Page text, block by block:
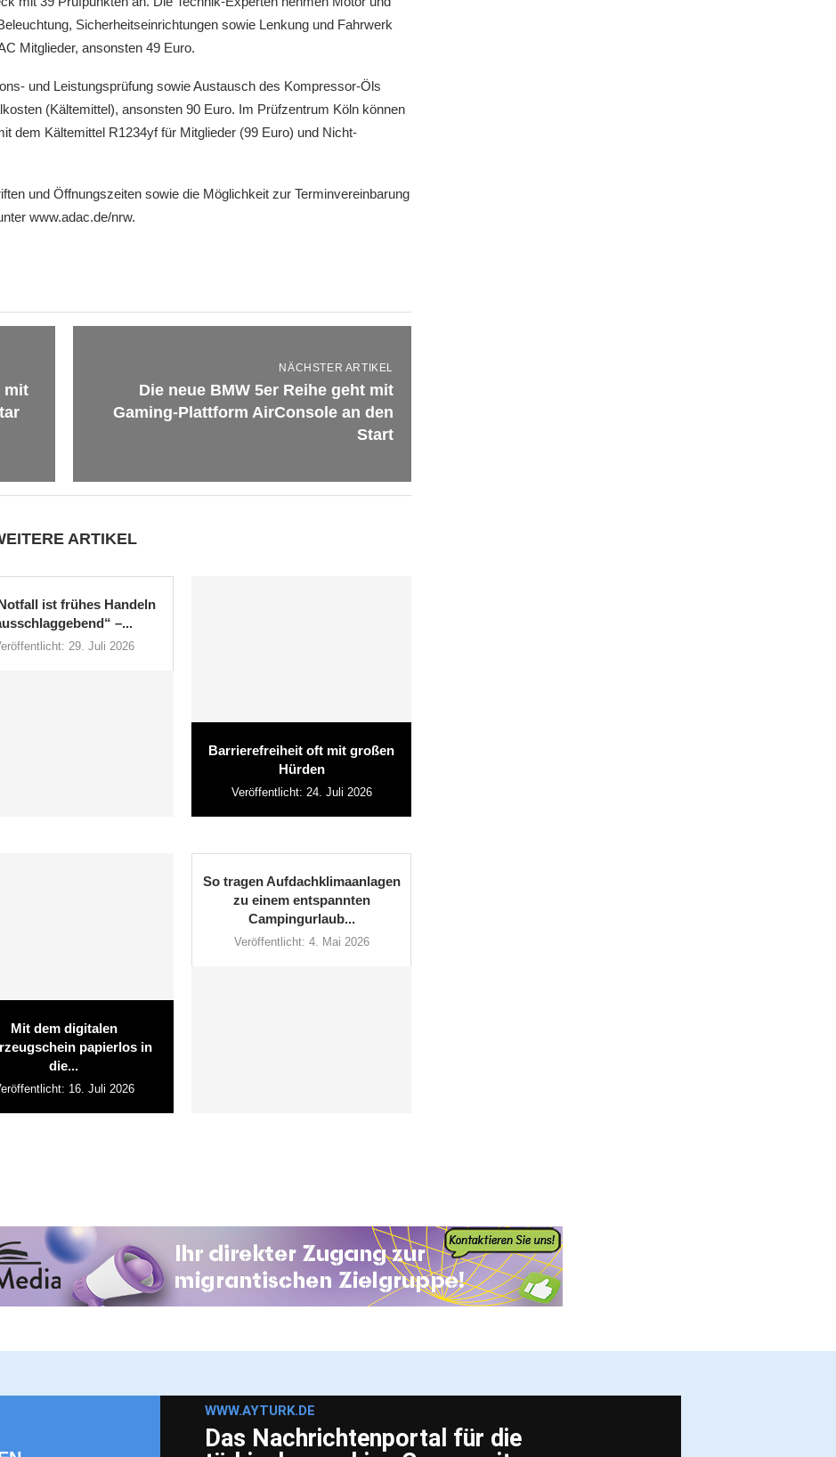
Sicherheitseinrichtungen sowie Lenkung und Fahrwerk
Mitglieder, ansonsten 49 Euro.
und Leistungsprüfung sowie Austausch des Kompressor-Öls
(Kältemittel), ansonsten 90 Euro. Im Prüfzentrum Köln können
dem Kältemittel R1234yf für Mitglieder (99 Euro) und Nicht-
und Öffnungszeiten sowie die Möglichkeit zur Terminvereinbarung
www.adac.de/nrw.
mit
NÄCHSTER ARTIKEL
Die neue BMW 5er Reihe geht mit
Gaming-Plattform AirConsole an den
Start
ARTIKEL
ist frühes Handeln
–...
29. Juli 2026
Barrierefreiheit oft mit großen
Hürden
Veröffentlicht: 24. Juli 2026
Mit dem digitalen
papierlos in
die...
16. Juli 2026
So tragen Aufdachklimaanlagen
zu einem entspannten
Campingurlaub...
Veröffentlicht: 4. Mai 2026
WWW.AYTURK.DE
Das Nachrichtenportal für die